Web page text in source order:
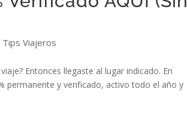
Tips Viajeros
Entonces llegaste al lugar indicado. En
permanente y verificado, activo todo el año y